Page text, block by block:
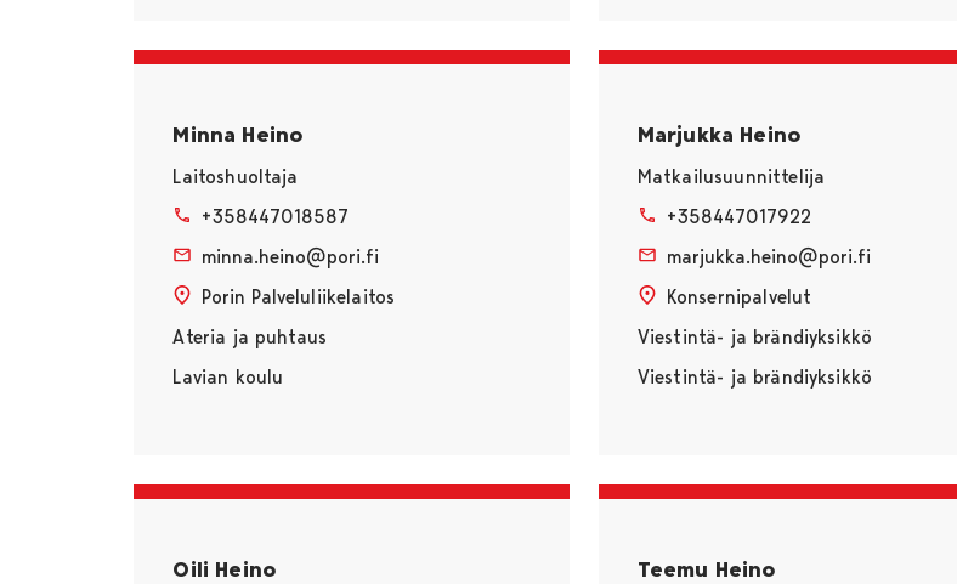
Minna Heino
Laitoshuoltaja
+358447018587
minna.heino@pori.fi
Porin Palveluliikelaitos
Ateria ja puhtaus
Lavian koulu
Marjukka Heino
Matkailusuunnittelija
+358447017922
marjukka.heino@pori.fi
Konsernipalvelut
Viestintä- ja brändiyksikkö
Viestintä- ja brändiyksikkö
Oili Heino Teemu Heino